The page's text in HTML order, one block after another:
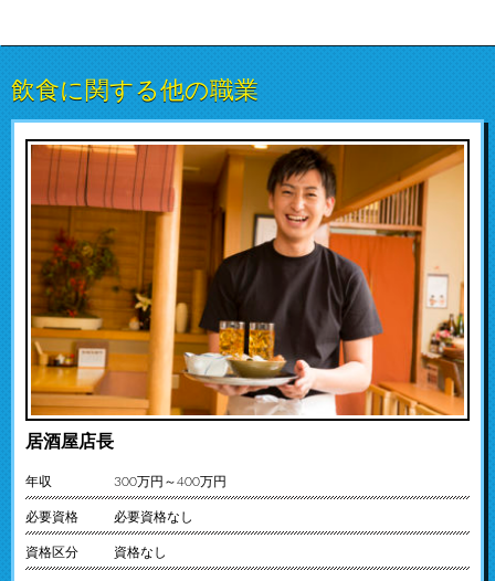
飲食に関する他の職業
居酒屋店長
年収 300万円～400万円
必要資格 必要資格なし
資格区分 資格なし